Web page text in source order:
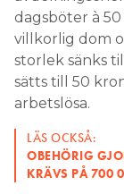
dagsböter à
villkorlig dom
storlek sänks
sätts till 50
arbetslösa.
LÄS OCKSÅ:
OBEHÖRIG
KRÄVS PÅ 700